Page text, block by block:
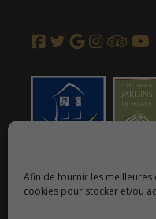
Afin de fournir les meilleures
cookies pour stocker et/ou